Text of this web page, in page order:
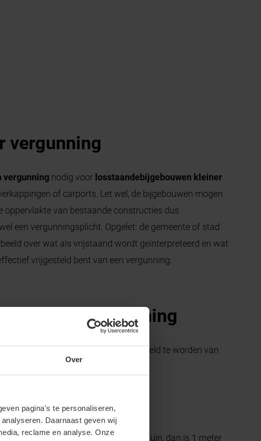
Over
pagina's te personaliseren,
Daarnaast geven wij
reclame en analyse. Onze
vergunning
vergunning nodig voor losstaandebijgebouwen kleiner
of carports. Let wel, de bijgebouwen mogen
oppervlakte van bestaande constructies dus
een vergunningsplicht. Opgelet: de gemeente of stad
over wat als vrijstaand wordt geïnterpreteerd en wat
vrijgesteld bent van een vergunning.
van een vergunning
bijgebouw moet voldoen om vrijgesteld te worden van
Plaats je het gebouw in de achtertuin, dan is 1 meter